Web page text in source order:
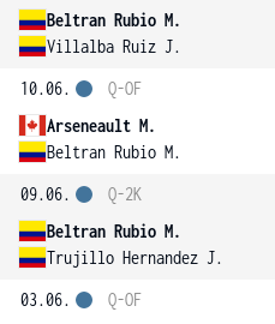
Beltran Rubio M.
Villalba Ruiz J.
10.06.
Arseneault M.
Beltran Rubio M.
Q-OF
09.06.
Beltran Rubio M.
Trujillo Hernandez J.
Q-2K
03.06.
Q-OF